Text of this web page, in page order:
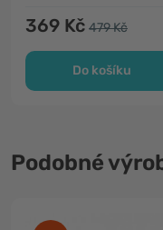
369 Kč 479 Kč
Do košíku
Podobné